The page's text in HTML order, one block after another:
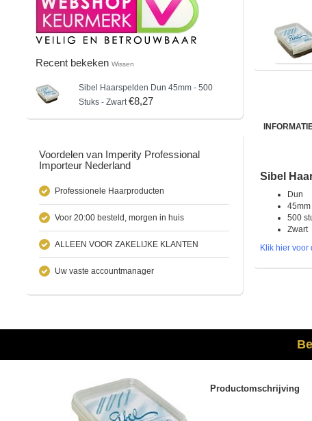
Recent bekeken Wissen
Sibel Haarspelden Dun 45mm - 500
Stuks - Zwart €8,27
Voordelen van Imperity Professional
Importeur Nederland
Professionele Haarproducten
Voor 20:00 besteld, morgen in huis
ALLEEN VOOR ZAKELIJKE KLANTEN
Uw vaste accountmanager
Sibel
Dun
45mm
500
Zwart
Klik hier voor
Productomschrijving